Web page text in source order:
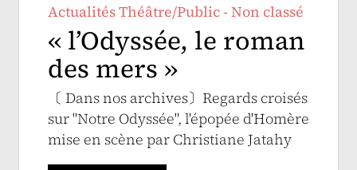
Actualités Théâtre/Public - Non classé
« l’Odyssée, le roman
des mers »
〔 Dans nos archives〕Regards croisés
sur "Notre Odyssée", l'épopée d'Homère
mise en scène par Christiane Jatahy